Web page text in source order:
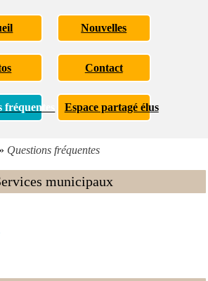
Nouvelles
Contact
Espace partagé élus
» Questions fréquentes
municipaux